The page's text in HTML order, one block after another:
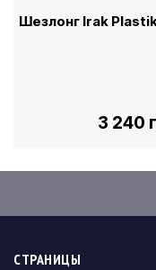
Шезлонг Irak
3 240
СТРАНИЦЫ